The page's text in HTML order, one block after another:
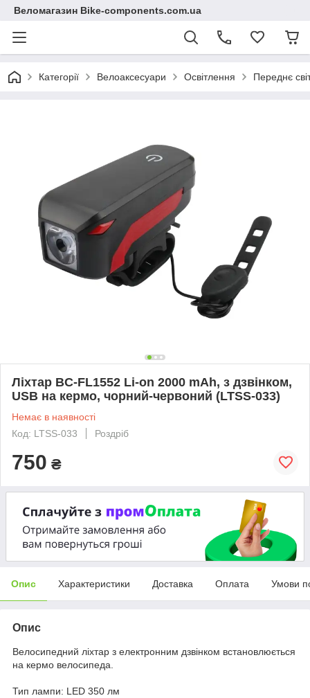
Веломагазин Bike-components.com.ua
Категорії Велоаксесуари Освітлення Переднє
Ліхтар BC-FL1552 Li-on 2000 mAh, з дзвінком,
USB на кермо, чорний-червоний (LTSS-033)
Немає в наявності
Код: LTSS-033
Роздріб
750 ₴
Опис Характеристики Доставка Оплата Умови
Опис
Велосипедний ліхтар з електронним дзвінком встановлюється
на кермо велосипеда.
Тип лампи: LED 350 лм